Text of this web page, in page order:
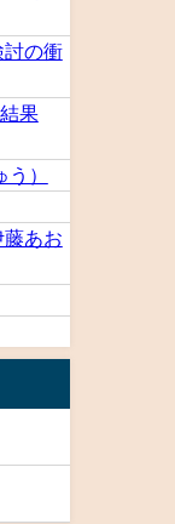
討の衝
果
）
あお